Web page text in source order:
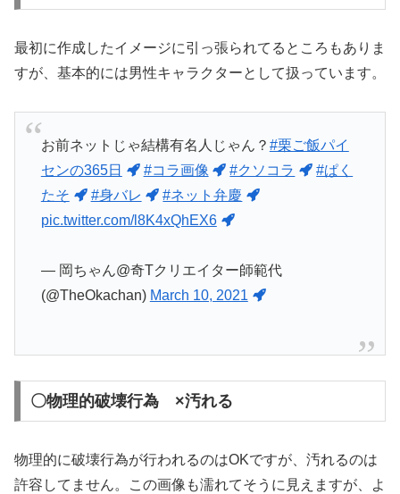
最初に作成したイメージに引っ張られてるところもありま
すが、基本的には男性キャラクターとして扱っています。
お前ネットじゃ結構有名人じゃん？ #栗ご飯パイ
センの365日
#コラ画像 #クソコラ
#ぱく
たそ
#身バレ
#ネット弁慶
pic.twitter.com/l8K4xQhEX6
— 岡ちゃん@奇Tクリエイター師範代
(@TheOkachan) March 10, 2021
〇物理的破壊行為 ×汚れる
物理的に破壊行為が行われるのはOKですが、汚れるのは
許容してません。この画像も濡れてそうに見えますが、よ